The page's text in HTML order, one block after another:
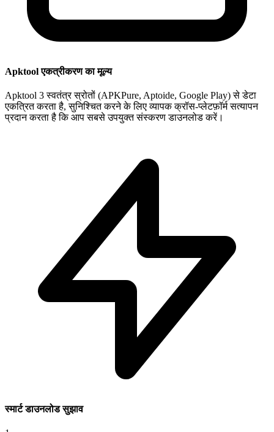
Apktool एकत्रीकरण का मूल्य
Apktool 3 स्वतंत्र स्रोतों (APKPure, Aptoide, Google Play) से डेटा
एकत्रित करता है, सुनिश्चित करने के लिए व्यापक क्रॉस-प्लेटफ़ॉर्म सत्यापन
प्रदान करता है कि आप सबसे उपयुक्त संस्करण डाउनलोड करें।
स्मार्ट डाउनलोड सुझाव